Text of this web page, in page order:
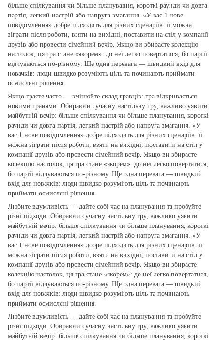
більше спілкування чи більше планування, короткі раунди чи довга
партія, легкий настрій або напруга змагання. «У вас 1 нове
повідомлення» добре підходить для різних сценаріїв: її можна
зіграти після роботи, взяти на вихідні, поставити на стіл у компанії
друзів або провести сімейний вечір. Якщо ви збираєте колекцію
настолок, ця гра стане «якорем»: до неї легко повертатися, бо партії
відчуваються по‑різному. Ще одна перевага — швидкий вхід для
новачків: люди швидко розуміють ціль та починають приймати
осмислені рішення.
Якщо граєте часто — змінюйте склад гравців: гра відкривається
новими гранями. Обираючи сучасну настільну гру, важливо уявити
майбутній вечір: більше спілкування чи більше планування, короткі
раунди чи довга партія, легкий настрій або напруга змагання. «У
вас 1 нове повідомлення» добре підходить для різних сценаріїв: її
можна зіграти після роботи, взяти на вихідні, поставити на стіл у
компанії друзів або провести сімейний вечір. Якщо ви збираєте
колекцію настолок, ця гра стане «якорем»: до неї легко повертатися,
бо партії відчуваються по‑різному. Ще одна перевага — швидкий
вхід для новачків: люди швидко розуміють ціль та починають
приймати осмислені рішення.
Любите вдумливість — дайте собі час на планування та пробуйте
різні підходи. Обираючи сучасну настільну гру, важливо уявити
майбутній вечір: більше спілкування чи більше планування, короткі
раунди чи довга партія, легкий настрій або напруга змагання. «У
вас 1 нове повідомлення» добре підходить для різних сценаріїв: її
можна зіграти після роботи, взяти на вихідні, поставити на стіл у
компанії друзів або провести сімейний вечір. Якщо ви збираєте
колекцію настолок, ця гра стане «якорем»: до неї легко повертатися,
бо партії відчуваються по‑різному. Ще одна перевага — швидкий
вхід для новачків: люди швидко розуміють ціль та починають
приймати осмислені рішення.
Любите вдумливість — дайте собі час на планування та пробуйте
різні підходи. Обираючи сучасну настільну гру, важливо уявити
майбутній вечір: більше спілкування чи більше планування, короткі